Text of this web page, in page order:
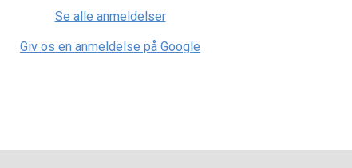
Se alle anmeldelser
Giv os en anmeldelse på Google